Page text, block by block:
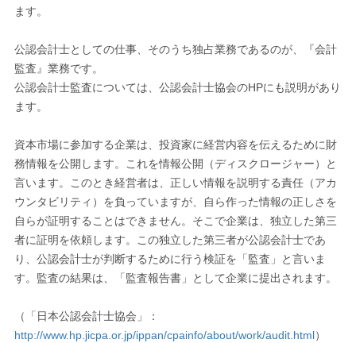
ます。
公認会計士としての仕事、そのうち独占業務であるのが、『会計
監査』業務です。
公認会計士監査については、公認会計士協会のHPにも説明があり
ます。
資本市場に参加する企業は、投資家に経営内容を伝えるために財
務情報を公開します。これを情報公開（ディスクロージャー）と
言います。このとき経営者は、正しい情報を説明する責任（アカ
ウンタビリティ）を負っていますが、自ら作った情報の正しさを
自らが証明することはできません。そこで企業は、独立した第三
者に証明を依頼します。この独立した第三者が公認会計士であ
り、公認会計士が判断するために行う検証を「監査」と言いま
す。監査の結果は、「監査報告書」として企業に提出されます。
（「日本公認会計士協会」：
http://www.hp.jicpa.or.jp/ippan/cpainfo/about/work/audit.html）